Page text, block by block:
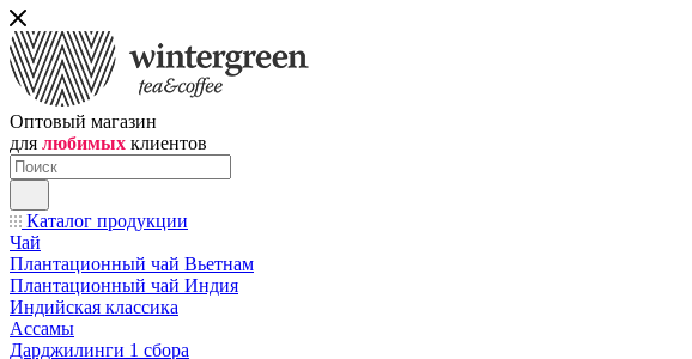
Оптовый магазин
для любимых клиентов
Каталог продукции
Чай
Плантационный чай Вьетнам
Плантационный чай Индия
Индийская классика
Ассамы
Дарджилинги 1 сбора